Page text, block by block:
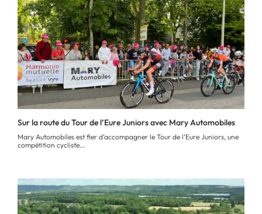
Sur la route du Tour de l’Eure Juniors avec Mary Automobiles
Mary Automobiles est fier d’accompagner le Tour de l’Eure Juniors, une
compétition cycliste...